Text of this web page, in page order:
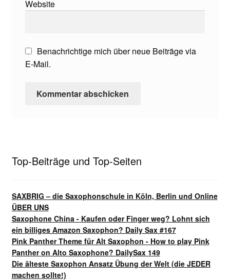
Website
Benachrichtige mich über neue Beiträge via
E-Mail.
Top-Beiträge und Top-Seiten
SAXBRIG – die Saxophonschule in Köln, Berlin und Online
ÜBER UNS
Saxophone China - Kaufen oder Finger weg? Lohnt sich
ein billiges Amazon Saxophon? Daily Sax #167
Pink Panther Theme für Alt Saxophon - How to play Pink
Panther on Alto Saxophone? DailySax 149
Die älteste Saxophon Ansatz Übung der Welt (die JEDER
machen sollte!)